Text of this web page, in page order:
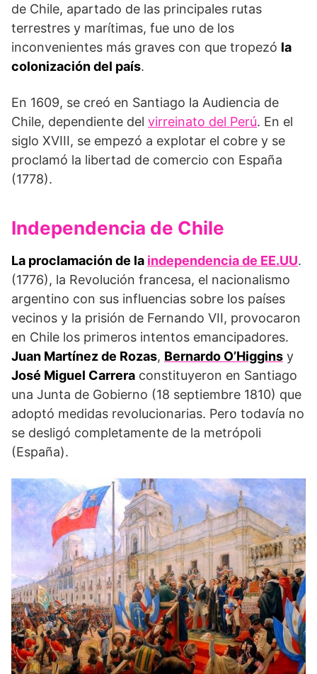
de Chile, apartado de las principales rutas
terrestres y marítimas, fue uno de los
inconvenientes más graves con que tropezó la
colonización del país.
En 1609, se creó en Santiago la Audiencia de
Chile, dependiente del virreinato del Perú. En el
siglo XVIII, se empezó a explotar el cobre y se
proclamó la libertad de comercio con España
(1778).
Independencia de Chile
La proclamación de la independencia de EE.UU.
(1776), la Revolución francesa, el nacionalismo
argentino con sus influencias sobre los países
vecinos y la prisión de Fernando VII, provocaron
en Chile los primeros intentos emancipadores.
Juan Martínez de Rozas, Bernardo O’Higgins y
José Miguel Carrera constituyeron en Santiago
una Junta de Gobierno (18 septiembre 1810) que
adoptó medidas revolucionarias. Pero todavía no
se desligó completamente de la metrópoli
(España).